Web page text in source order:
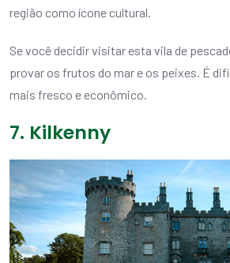
região como ícone cultural.
Se você decidir visitar esta vila de
provar os frutos do mar e os peixes. É
mais fresco e econômico.
7. Kilkenny